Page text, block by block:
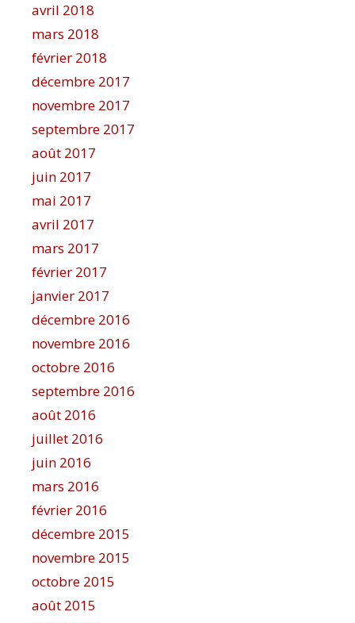
avril 2018
mars 2018
février 2018
décembre 2017
novembre 2017
septembre 2017
août 2017
juin 2017
mai 2017
avril 2017
mars 2017
février 2017
janvier 2017
décembre 2016
novembre 2016
octobre 2016
septembre 2016
août 2016
juillet 2016
juin 2016
mars 2016
février 2016
décembre 2015
novembre 2015
octobre 2015
août 2015